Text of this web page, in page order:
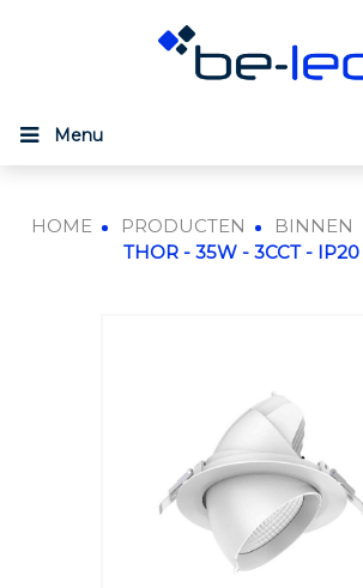
Menu
HOME PRODUCTEN BINNEN
THOR - 35W - 3CCT -